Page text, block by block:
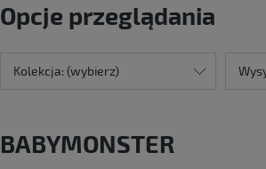
Opcje przeglądania
Kolekcja: (wybierz)
BABYMONSTER